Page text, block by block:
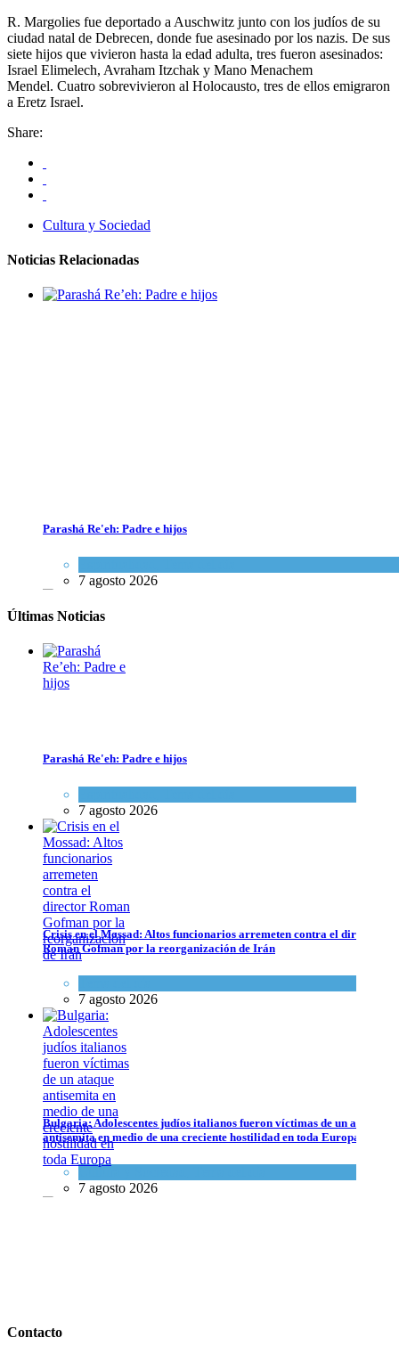
R. Margolies fue deportado a Auschwitz junto con los judíos de su
ciudad natal de Debrecen, donde fue asesinado por los nazis. De sus
siete hijos que vivieron hasta la edad adulta, tres fueron asesinados:
Israel Elimelech, Avraham Itzchak y Mano Menachem
Mendel. Cuatro sobrevivieron al Holocausto, tres de ellos emigraron
a Eretz Israel.
Share:
Cultura y Sociedad
Noticias Relacionadas
Parashá Re'eh: Padre e hijos
7 agosto 2026
Crisis en el Mossad: Altos funcionarios arremeten contra el director
Tema del día
7 agosto 2026
Bulgaria: Adolescentes judíos italianos fueron víctimas de un ataque
Cultura y Sociedad,Tema del día
7 agosto 2026
Últimas Noticias
Parashá Re'eh: Padre e hijos
7 agosto 2026
Crisis en el Mossad: Altos funcionarios arremeten contra el director
Roman Gofman por la reorganización de Irán
7 agosto 2026
Bulgaria: Adolescentes judíos italianos fueron víctimas de un ataque
antisemita en medio de una creciente hostilidad en toda Europa
Cultura y Sociedad
7 agosto 2026
tornara violento
Contacto